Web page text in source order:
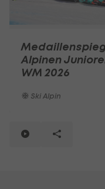
Alpinen
WM 2026
Ski Alpin